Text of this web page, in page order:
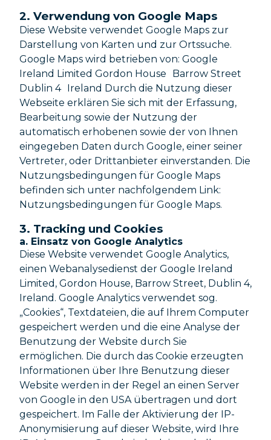
2. Verwendung von Google Maps
Diese Website verwendet Google Maps zur
Darstellung von Karten und zur Ortssuche.
Google Maps wird betrieben von: Google
Ireland Limited Gordon House Barrow Street
Dublin 4 Ireland Durch die Nutzung dieser
Webseite erklären Sie sich mit der Erfassung,
Bearbeitung sowie der Nutzung der
automatisch erhobenen sowie der von Ihnen
eingegeben Daten durch Google, einer seiner
Vertreter, oder Drittanbieter einverstanden. Die
Nutzungsbedingungen für Google Maps
befinden sich unter nachfolgendem Link:
Nutzungsbedingungen für Google Maps.
3. Tracking und Cookies
a. Einsatz von Google Analytics
Diese Website verwendet Google Analytics,
einen Webanalysedienst der Google Ireland
Limited, Gordon House, Barrow Street, Dublin 4,
Ireland. Google Analytics verwendet sog.
„Cookies“, Textdateien, die auf Ihrem Computer
gespeichert werden und die eine Analyse der
Benutzung der Website durch Sie
ermöglichen. Die durch das Cookie erzeugten
Informationen über Ihre Benutzung dieser
Website werden in der Regel an einen Server
von Google in den USA übertragen und dort
gespeichert. Im Falle der Aktivierung der IP-
Anonymisierung auf dieser Website, wird Ihre